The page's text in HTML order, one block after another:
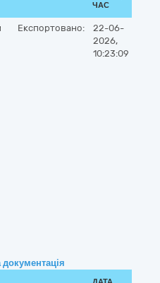
ЧАС
Експортовано:
22-06-
2026,
10:23:09